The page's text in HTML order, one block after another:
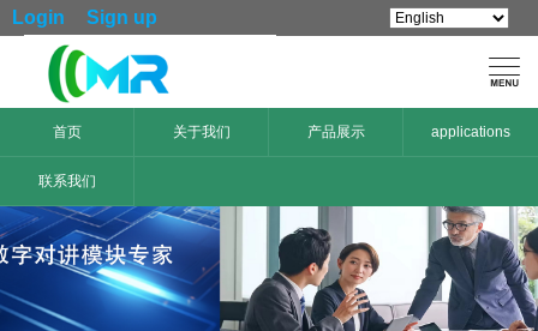
Login Sign up

首页 关于我们 产品展示 applications
联系我们